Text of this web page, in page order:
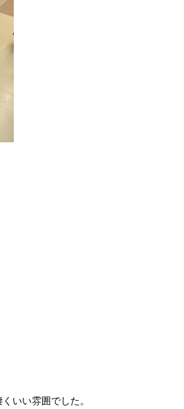
いい雰囲でした。